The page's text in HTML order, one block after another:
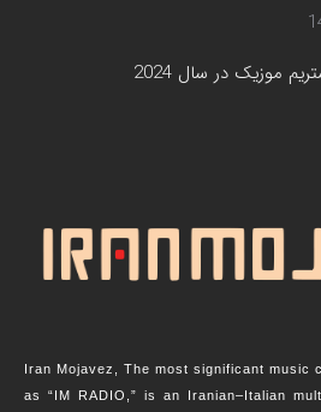
موزیک در سال 2024
Iran Mojavez, The most significant music
as “IM RADIO,” is an Iranian–Italian